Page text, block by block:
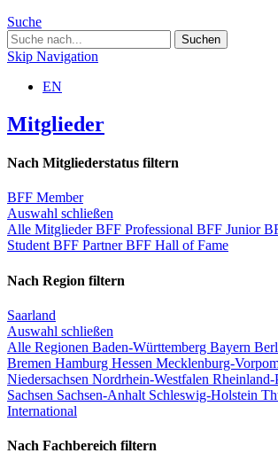
Suche
Skip Navigation
EN
Mitglieder
Nach Mitgliederstatus filtern
BFF Member
Auswahl schließen
Alle MitgliederBFF Professional BFF Junior
Student BFF PartnerBFF Hall of Fame
Nach Region filtern
Saarland
Auswahl schließen
Alle Regionen Baden-Württemberg Bayern
Bremen Hamburg Hessen Mecklenburg-
Niedersachsen Nordrhein-Westfalen Rheinland-
Sachsen Sachsen-Anhalt Schleswig-Holstein
International
Nach Fachbereich filtern